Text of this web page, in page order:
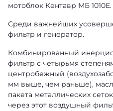
мотоблок Кентавр МБ 1010Е.
Среди важнейших
фильтр и генератор.
Комбинированный
фильтр с четырьмя
центробежный
мм выше, чем раньше),
пакета металлических
через этот воздушный